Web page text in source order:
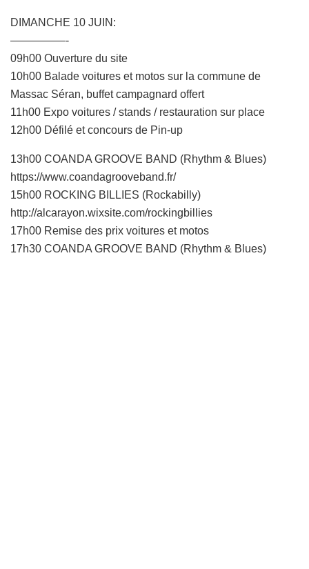
DIMANCHE 10 JUIN:
—————-
09h00 Ouverture du site
10h00 Balade voitures et motos sur la commune de
Massac Séran, buffet campagnard offert
11h00 Expo voitures / stands / restauration sur place
12h00 Défilé et concours de Pin-up
13h00 COANDA GROOVE BAND (Rhythm & Blues)
https://www.coandagrooveband.fr/
15h00 ROCKING BILLIES (Rockabilly)
http://alcarayon.wixsite.com/rockingbillies
17h00 Remise des prix voitures et motos
17h30 COANDA GROOVE BAND (Rhythm & Blues)